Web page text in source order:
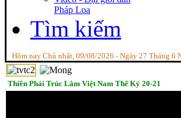
Pháp Loa
Tìm kiếm
Hôm nay Chủ nhật, 09/08/2026 - Ngày 27 Tháng 6
Thiền Phái Trúc Lâm Việt Nam Thế Kỷ 20-21